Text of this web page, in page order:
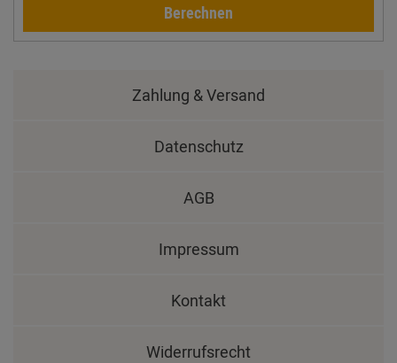
Berechnen
Zahlung & Versand
Datenschutz
AGB
Impressum
Kontakt
Widerrufsrecht